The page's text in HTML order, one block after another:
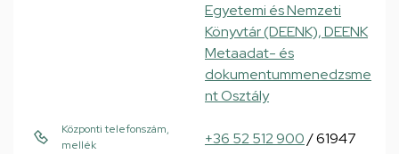
Egyetemi és Nemzeti
Könyvtár (DEENK), DEENK
Metaadat- és
dokumentummenedzsme
nt Osztály
Központi telefonszám,
mellék
+36 52 512 900/ 61947